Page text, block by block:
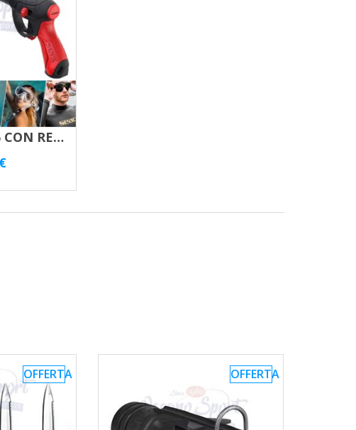
FUCILE ASSO 65 CON REGOLATORE – UP ROSSO
€
OFFERTA OFFERTA